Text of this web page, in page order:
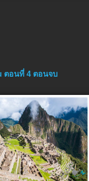
ตอนที่ 4 ตอนจบ